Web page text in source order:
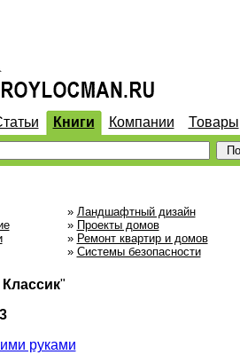
Книги Компании Товары
» Ландшафтный дизайн
» Проекты домов
» Ремонт квартир и домов
» Системы безопасности
"
руками